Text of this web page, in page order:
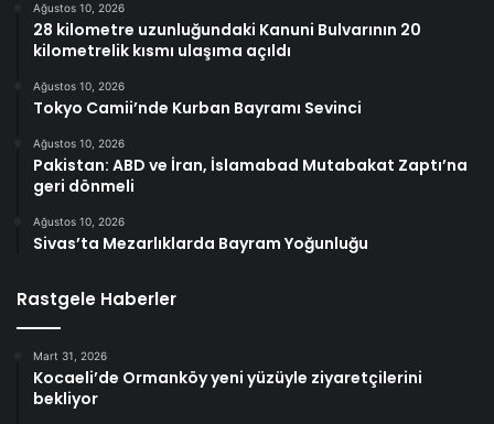
Ağustos 10, 2026
28 kilometre uzunluğundaki Kanuni Bulvarının 20
kilometrelik kısmı ulaşıma açıldı
Ağustos 10, 2026
Tokyo Camii’nde Kurban Bayramı Sevinci
Ağustos 10, 2026
Pakistan: ABD ve İran, İslamabad Mutabakat Zaptı’na
geri dönmeli
Ağustos 10, 2026
Sivas’ta Mezarlıklarda Bayram Yoğunluğu
Rastgele Haberler
Mart 31, 2026
Kocaeli’de Ormanköy yeni yüzüyle ziyaretçilerini
bekliyor